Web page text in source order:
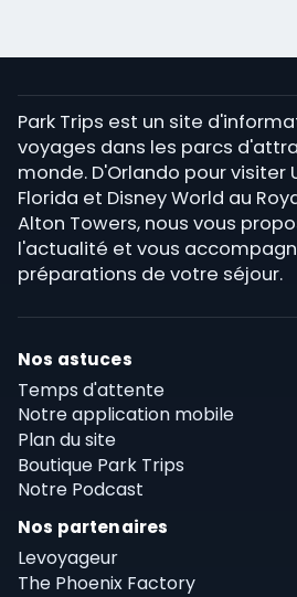
Park Trips est un site
voyages dans les parcs
monde. D'Orlando pour visiter
Florida et Disney World au
Alton Towers, nous vous
l'actualité et vous
préparations de votre séjour.
Nos astuces
Temps d'attente
Notre application mobile
Plan du site
Boutique Park Trips
Notre Podcast
Nos partenaires
Levoyageur
The Phoenix Factory